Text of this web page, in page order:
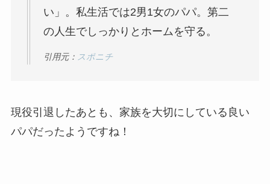
い」。私生活では2男1女のパパ。第二
の人生でしっかりとホームを守る。
引用元： スポニチ
現役引退したあとも、家族を大切にしている良い
パパだったようですね！